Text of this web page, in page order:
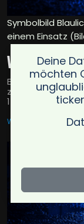
Symbolbild
einem Einsatz
Bei einem Unfall
zwei Fahrerinnen
15.000 Euro,
WERDAU 23.06.2026
Deine
möchten